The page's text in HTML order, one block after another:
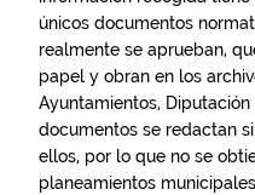
únicos documentos
realmente se aprueban,
papel y obran en los
Ayuntamientos, Diputación
documentos se redactan
ellos, por lo que no se
planeamientos